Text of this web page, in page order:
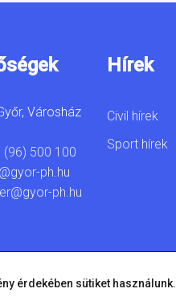
Városház
(96) 500 100
ph.hu
ph.hu
Hírek
Civil hírek
Sport hírek
érdekében sütiket használunk.